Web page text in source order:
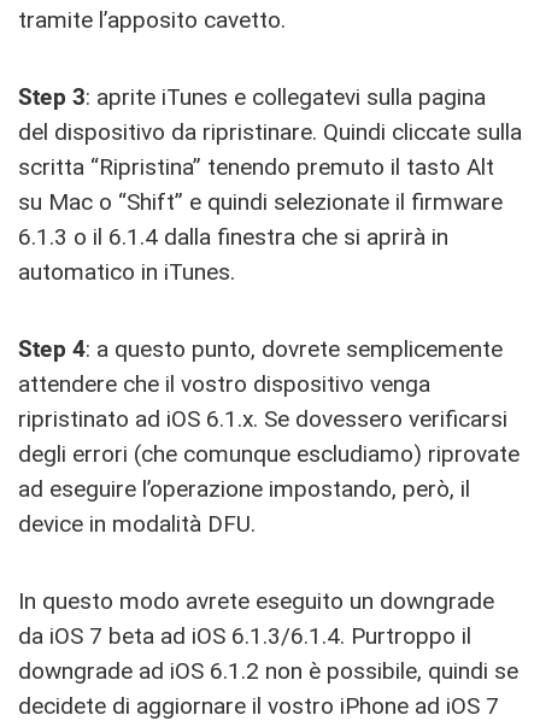
tramite l’apposito cavetto.
Step 3: aprite iTunes e collegatevi sulla pagina
del dispositivo da ripristinare. Quindi cliccate sulla
scritta “Ripristina” tenendo premuto il tasto Alt
su Mac o “Shift” e quindi selezionate il firmware
6.1.3 o il 6.1.4 dalla finestra che si aprirà in
automatico in iTunes.
Step 4: a questo punto, dovrete semplicemente
attendere che il vostro dispositivo venga
ripristinato ad iOS 6.1.x. Se dovessero verificarsi
degli errori (che comunque escludiamo) riprovate
ad eseguire l’operazione impostando, però, il
device in modalità DFU.
In questo modo avrete eseguito un downgrade
da iOS 7 beta ad iOS 6.1.3/6.1.4. Purtroppo il
downgrade ad iOS 6.1.2 non è possibile, quindi se
decidete di aggiornare il vostro iPhone ad iOS 7